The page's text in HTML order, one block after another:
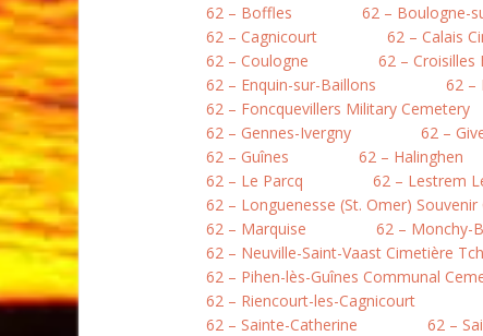
62 – Boffles
62 – Boulogne-
62 – Cagnicourt
62 – Calais
62 – Coulogne
62 – Croisilles
62 – Enquin-sur-Baillons
62 –
62 – Foncquevillers Military Cemetery
62 – Gennes-Ivergny
62 –
62 – Guînes
62 – Halinghen
62 – Le Parcq
62 – Lestrem
62 – Longuenesse (St. Omer)
62 – Marquise
62 – Monchy-
62 – Neuville-Saint-Vaast Cimetière
62 – Pihen-lès-Guînes Communal
62 – Riencourt-les-Cagnicourt
62 – Sainte-Catherine
62 –